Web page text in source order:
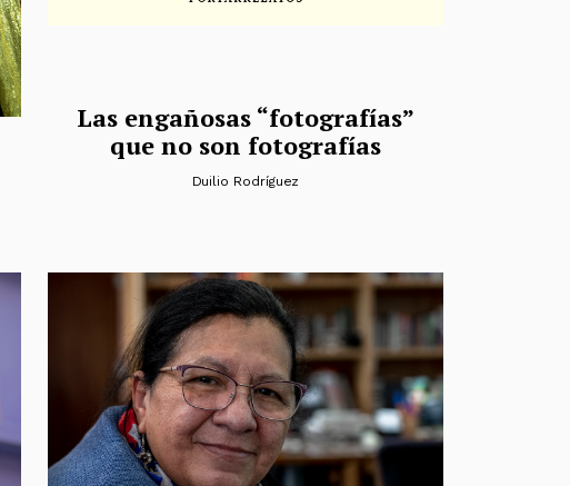
Las engañosas “fotografías”
que no son fotografías
Duilio Rodríguez